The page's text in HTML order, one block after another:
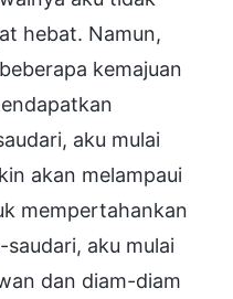
hebat. Namun,
kemajuan
aku mulai
akan melampaui
mempertahankan
aku mulai
dan diam-diam